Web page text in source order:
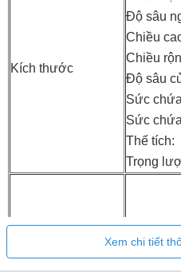
Kích thước
Độ sâu
Chiều
Chiều
Độ sâu
Sức
Sức
Thế tích:
Trọng
Điều
Xem chi tiết